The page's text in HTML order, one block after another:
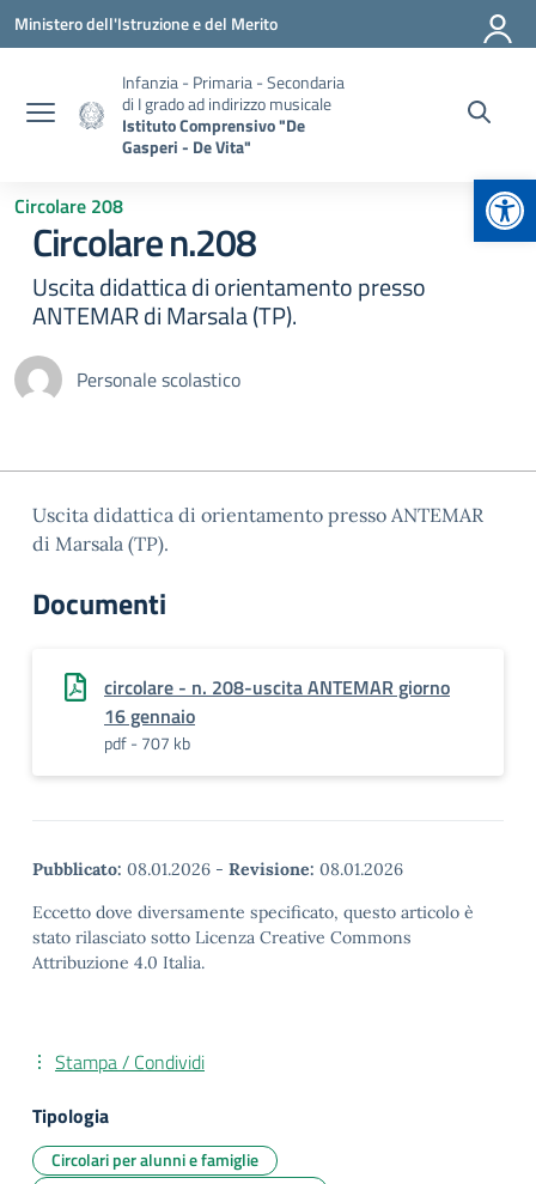
Vai ai contenuti
Vai al menu di navigazione
Vai al footer
Ministero dell'Istruzione e del Merito
Infanzia - Primaria - Secondaria
di I grado ad indirizzo musicale
Istituto Comprensivo "De
Gasperi - De Vita"
Circolare 208
Circolare n.208
Uscita didattica di orientamento presso
ANTEMAR di Marsala (TP).
Personale scolastico
Uscita didattica di orientamento presso ANTEMAR
di Marsala (TP).
Documenti
circolare - n. 208-uscita ANTEMAR giorno
16 gennaio
pdf - 707 kb
Pubblicato: 08.01.2026 - Revisione: 08.01.2026
Eccetto dove diversamente specificato, questo articolo è
stato rilasciato sotto Licenza Creative Commons
Attribuzione 4.0 Italia.
Stampa / Condividi
Tipologia
Circolari per alunni e famiglie